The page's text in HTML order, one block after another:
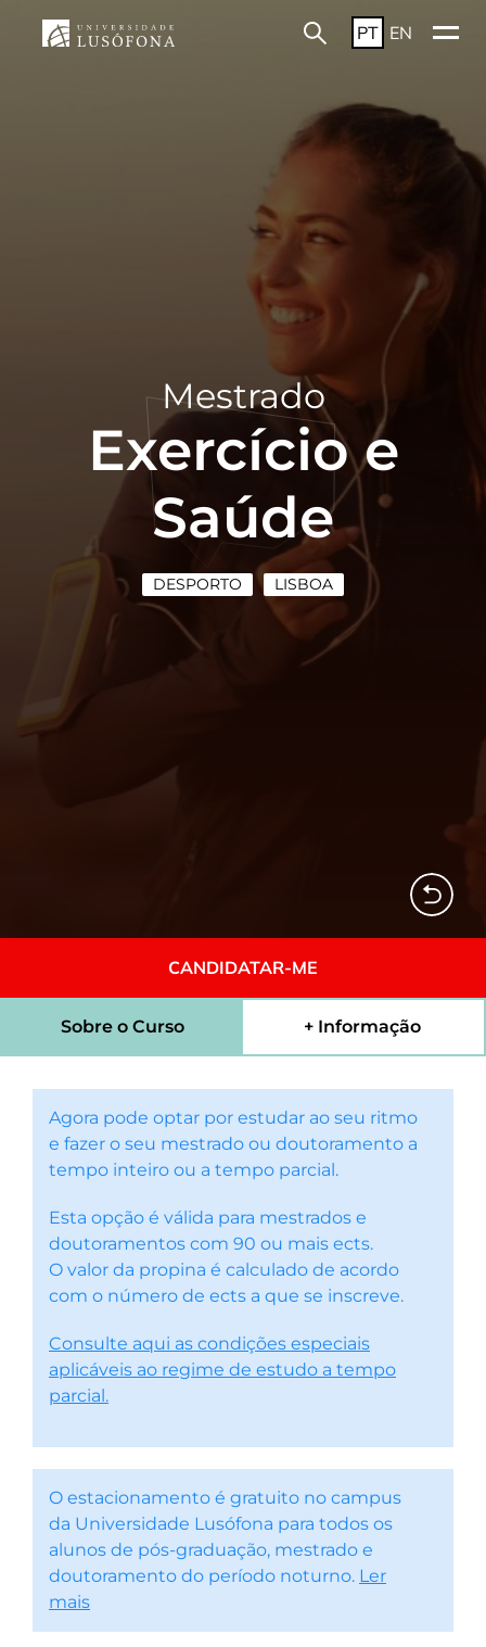
PT EN
Mestrado
Exercício e
Saúde
DESPORTO LISBOA
CANDIDATAR-ME
Sobre o Curso + Informação
Agora pode optar por estudar ao seu ritmo
e fazer o seu mestrado ou doutoramento a
tempo inteiro ou a tempo parcial.
Esta opção é válida para mestrados e
doutoramentos com 90 ou mais ects.
O valor da propina é calculado de acordo
com o número de ects a que se inscreve.
Consulte aqui as condições especiais
aplicáveis ao regime de estudo a tempo
parcial.
O estacionamento é gratuito no campus
da Universidade Lusófona para todos os
alunos de pós-graduação, mestrado e
doutoramento do período noturno. Ler
mais